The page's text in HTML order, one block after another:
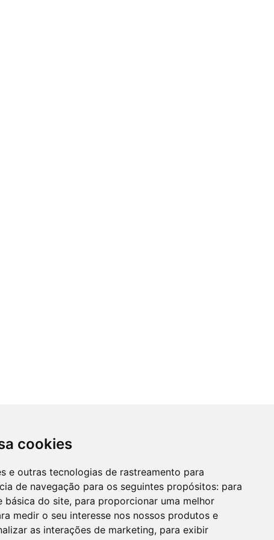
cookies
e outras tecnologias de rastreamento para
de navegação para os seguintes propósitos: para
básica do site, para proporcionar uma melhor
medir o seu interesse nos nossos produtos e
as interações de marketing, para exibir